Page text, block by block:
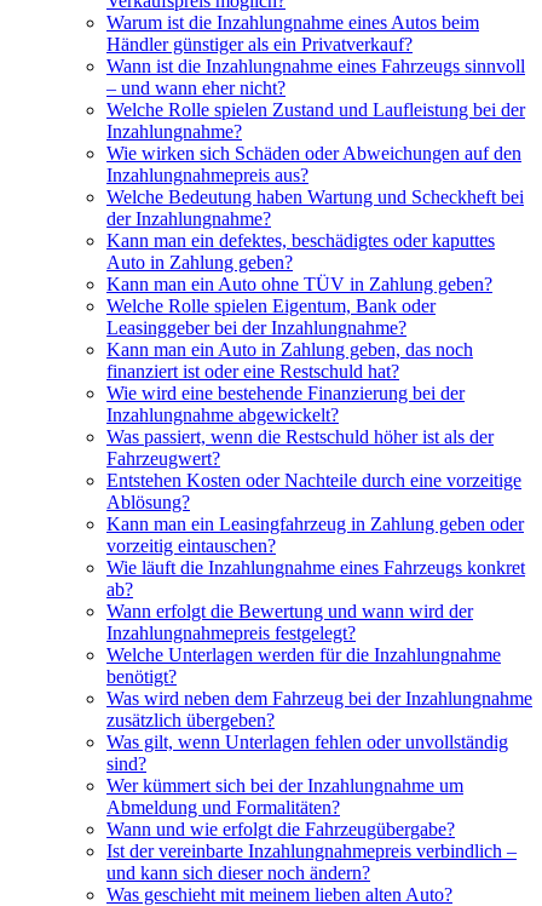
Warum ist die Inzahlungnahme eines Autos beim
Händler günstiger als ein Privatverkauf?
Wann ist die Inzahlungnahme eines Fahrzeugs sinnvoll
– und wann eher nicht?
Welche Rolle spielen Zustand und Laufleistung bei der
Inzahlungnahme?
Wie wirken sich Schäden oder Abweichungen auf den
Inzahlungnahmepreis aus?
Welche Bedeutung haben Wartung und Scheckheft bei
der Inzahlungnahme?
Kann man ein defektes, beschädigtes oder kaputtes
Auto in Zahlung geben?
Kann man ein Auto ohne TÜV in Zahlung geben?
Welche Rolle spielen Eigentum, Bank oder
Leasinggeber bei der Inzahlungnahme?
Kann man ein Auto in Zahlung geben, das noch
finanziert ist oder eine Restschuld hat?
Wie wird eine bestehende Finanzierung bei der
Inzahlungnahme abgewickelt?
Was passiert, wenn die Restschuld höher ist als der
Fahrzeugwert?
Entstehen Kosten oder Nachteile durch eine vorzeitige
Ablösung?
Kann man ein Leasingfahrzeug in Zahlung geben oder
vorzeitig eintauschen?
Wie läuft die Inzahlungnahme eines Fahrzeugs konkret
ab?
Wann erfolgt die Bewertung und wann wird der
Inzahlungnahmepreis festgelegt?
Welche Unterlagen werden für die Inzahlungnahme
benötigt?
Was wird neben dem Fahrzeug bei der Inzahlungnahme
zusätzlich übergeben?
Was gilt, wenn Unterlagen fehlen oder unvollständig
sind?
Wer kümmert sich bei der Inzahlungnahme um
Abmeldung und Formalitäten?
Wann und wie erfolgt die Fahrzeugübergabe?
Ist der vereinbarte Inzahlungnahmepreis verbindlich –
und kann sich dieser noch ändern?
Was geschieht mit meinem lieben alten Auto?